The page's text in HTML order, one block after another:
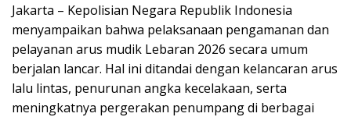
Jakarta – Kepolisian Negara Republik Indonesia
menyampaikan bahwa pelaksanaan pengamanan dan
pelayanan arus mudik Lebaran 2026 secara umum
berjalan lancar. Hal ini ditandai dengan kelancaran arus
lalu lintas, penurunan angka kecelakaan, serta
meningkatnya pergerakan penumpang di berbagai